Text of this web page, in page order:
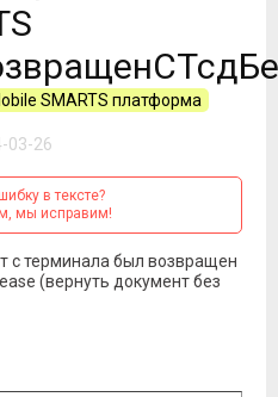
SMARTS платформа
03-26
в тексте?
мы исправим!
с терминала был возвращен
(вернуть документ без